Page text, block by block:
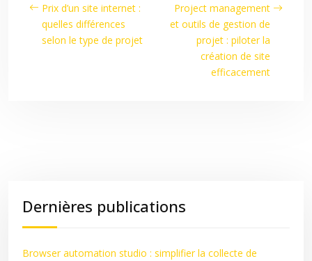
Prix d’un site internet :
quelles différences
selon le type de projet
Project management
et outils de gestion de
projet : piloter la
création de site
efficacement
Dernières publications
Browser automation studio : simplifier la collecte de